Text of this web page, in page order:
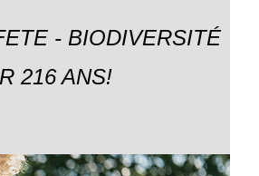
- BIODIVERSITÉ
216 ANS!